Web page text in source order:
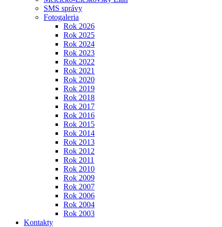
SMS správy
Fotogaleria
Rok 2026
Rok 2025
Rok 2024
Rok 2023
Rok 2022
Rok 2021
Rok 2020
Rok 2019
Rok 2018
Rok 2017
Rok 2016
Rok 2015
Rok 2014
Rok 2013
Rok 2012
Rok 2011
Rok 2010
Rok 2009
Rok 2007
Rok 2006
Rok 2004
Rok 2003
Kontakty